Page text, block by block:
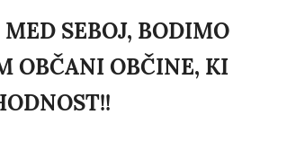
SEBOJ, BODIMO
OBČANI OBČINE, KI